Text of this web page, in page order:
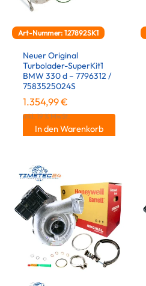
Art-Nummer: 127892SK1
Neuer Original
Turbolader-SuperKit1
BMW 330 d – 7796312 /
7583525024S
1.354,99€
inkl. 19 % MwSt.
In den Warenkorb